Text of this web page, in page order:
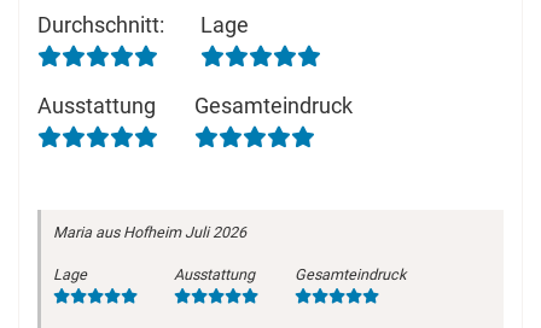
Durchschnitt: Lage
Ausstattung Gesamteindruck
Maria aus Hofheim Juli 2026
Lage Ausstattung Gesamteindruck